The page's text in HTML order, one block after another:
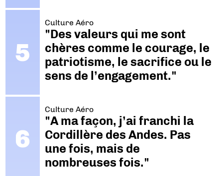
Culture Aéro
"Des valeurs qui me sont
chères comme le courage, le
patriotisme, le sacrifice ou le
sens de l’engagement."
Culture Aéro
"A ma façon, j’ai franchi la
Cordillère des Andes. Pas
une fois, mais de
nombreuses fois."